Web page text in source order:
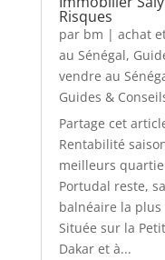
Risques
par bm | achat
au Sénégal,
vendre au
Guides &
Partage cet
Rentabilité
meilleurs
Portudal reste,
balnéaire la plus
Située sur la
Dakar et à...